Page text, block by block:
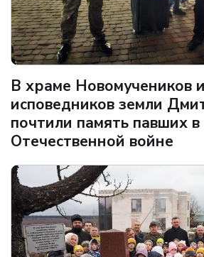
В храме Новомучеников и
исповедников земли
почтили память павших
Отечественной войне